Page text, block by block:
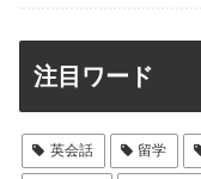
注目ワード
英会話 留学